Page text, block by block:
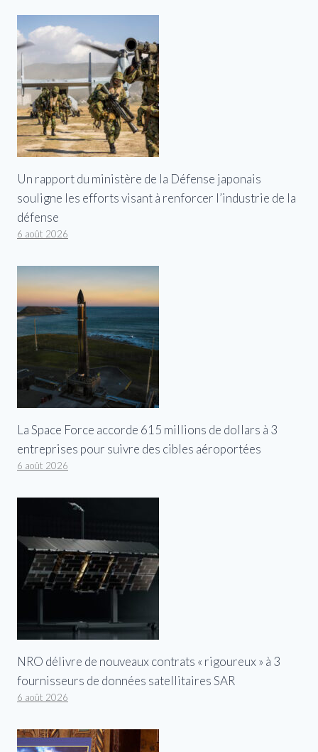
Un rapport du ministère de la Défense japonais
souligne les efforts visant à renforcer l’industrie de la
défense
6 août 2026
La Space Force accorde 615 millions de dollars à 3
entreprises pour suivre des cibles aéroportées
6 août 2026
NRO délivre de nouveaux contrats « rigoureux » à 3
fournisseurs de données satellitaires SAR
6 août 2026